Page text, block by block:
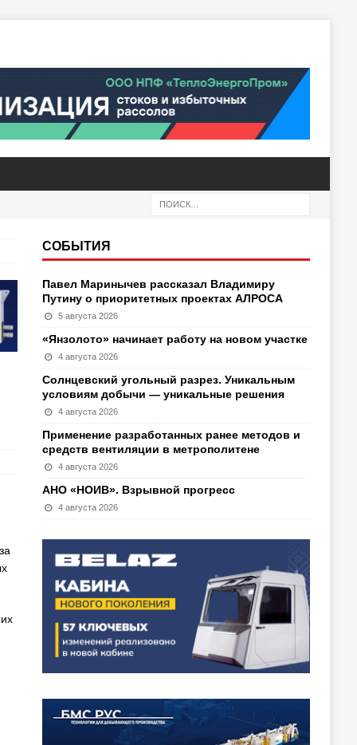
СОБЫТИЯ
Павел Маринычев рассказал Владимиру
Путину о приоритетных проектах АЛРОСА
5 августа 2026
«Янзолото» начинает работу на новом участке
4 августа 2026
Солнцевский угольный разрез. Уникальным
условиям добычи — уникальные решения
4 августа 2026
Применение разработанных ранее методов и
средств вентиляции в метрополитене
4 августа 2026
АНО «НОИВ». Взрывной прогресс
4 августа 2026